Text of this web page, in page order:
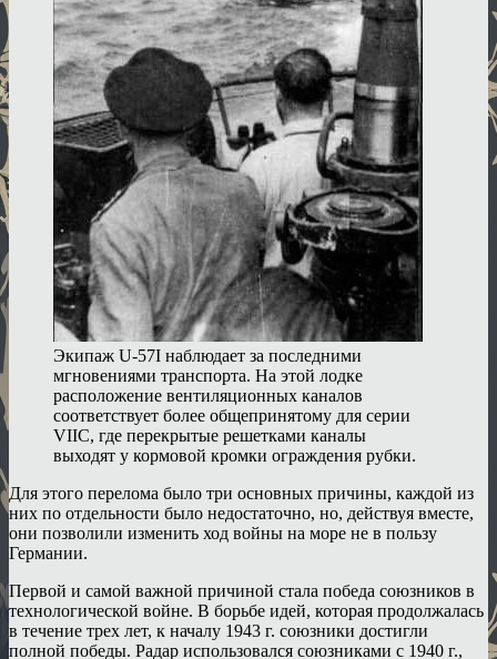
Экипаж U-57I наблюдает за последними
мгновениями транспорта. На этой лодке
расположение вентиляционных каналов
соответствует более общепринятому для серии
VIIC, где перекрытые решетками каналы
выходят у кормовой кромки ограждения рубки.
Для этого перелома было три основных причины, каждой из
них по отдельности было недостаточно, но, действуя вместе,
они позволили изменить ход войны на море не в пользу
Германии.
Первой и самой важной причиной стала победа союзников в
технологической войне. В борьбе идей, которая продолжалась
в течение трех лет, к началу 1943 г. союзники достигли
полной победы. Радар использовался союзниками с 1940 г.,